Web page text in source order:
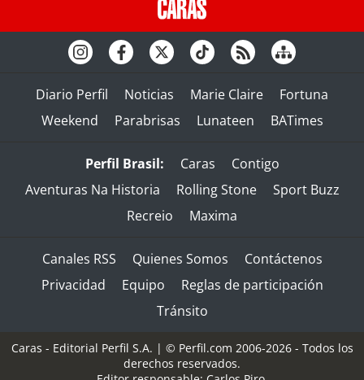
Diario Perfil Noticias Marie Claire
Fortuna
Weekend
Parabrisas Lunateen BATimes
Perfil Brasil: Caras
Contigo
Aventuras Na Historia
Rolling Stone
Sport Buzz
Recreio
Maxima
Canales RSS Quienes Somos
Contáctenos
Privacidad
Equipo
Reglas de participación
Tránsito
Caras - Editorial Perfil S.A. | © Perfil.com 2006-2026 - Todos los
derechos reservados.